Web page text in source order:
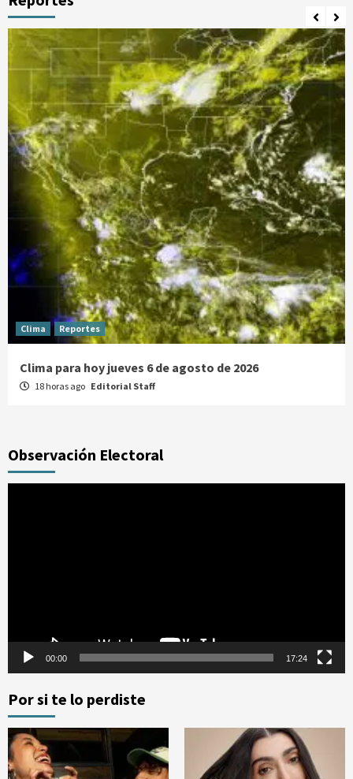
Manifestaciones Reportes
Manifestaciones hoy en CDMX 8 de agosto del 2026
18 horas ago Editorial Staff
Observación Electoral
00:00 17:24
Por si te lo perdiste